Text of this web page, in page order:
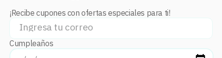
¡Recibe cupones con ofertas especiales para ti!
Cumpleaños